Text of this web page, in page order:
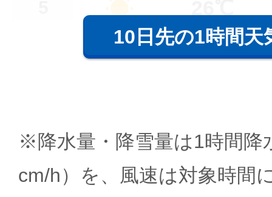
10日先の1時間天
※降水量・降雪量は1時間降
cm/h）を、風速は対象時間